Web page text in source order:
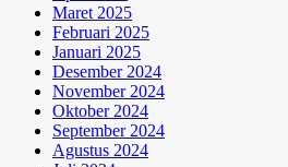
Maret 2025
Februari 2025
Januari 2025
Desember 2024
November 2024
Oktober 2024
September 2024
Agustus 2024